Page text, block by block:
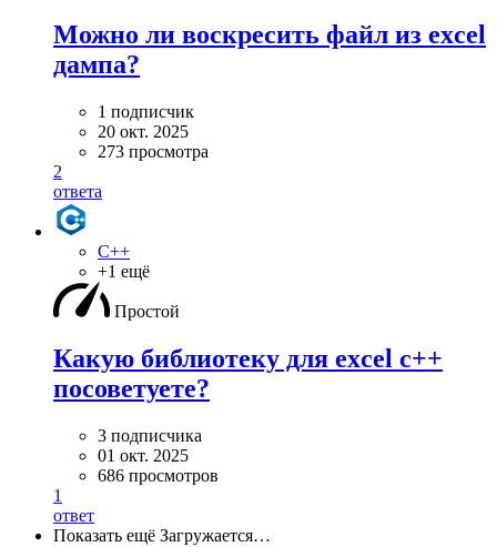
Можно ли воскресить файл из excel
дампа?
1 подписчик
20 окт. 2025
273 просмотра
2
ответа
C++
+1 ещё
Простой
Какую библиотеку для excel c++
посоветуете?
3 подписчика
01 окт. 2025
686 просмотров
1
ответ
Показать ещё Загружается…